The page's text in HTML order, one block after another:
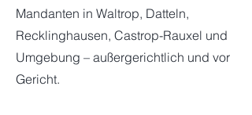
Mandanten in Waltrop, Datteln,
Recklinghausen, Castrop-Rauxel und
Umgebung – außergerichtlich und vor
Gericht.